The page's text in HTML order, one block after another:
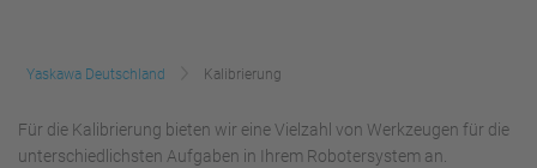
Yaskawa Deutschland Kalibrierung
Für die Kalibrierung bieten wir eine Vielzahl von Werkzeugen für die
unterschiedlichsten Aufgaben in Ihrem Robotersystem an.